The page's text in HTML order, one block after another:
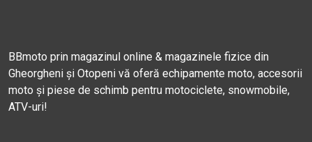
BBmoto prin magazinul online & magazinele fizice din
Gheorgheni și Otopeni vă oferă echipamente moto, accesorii
moto și piese de schimb pentru motociclete, snowmobile,
ATV-uri!